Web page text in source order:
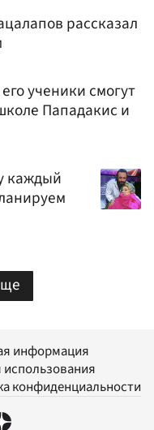
рассказал
ученики смогут
Пападакис и
каждый
информация
конфиденциальности